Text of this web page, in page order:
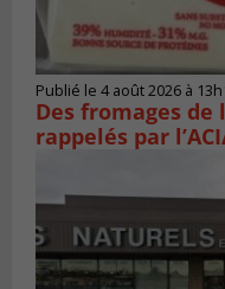
Publié le 4 août 2026 à
Des fromages
rappelés par